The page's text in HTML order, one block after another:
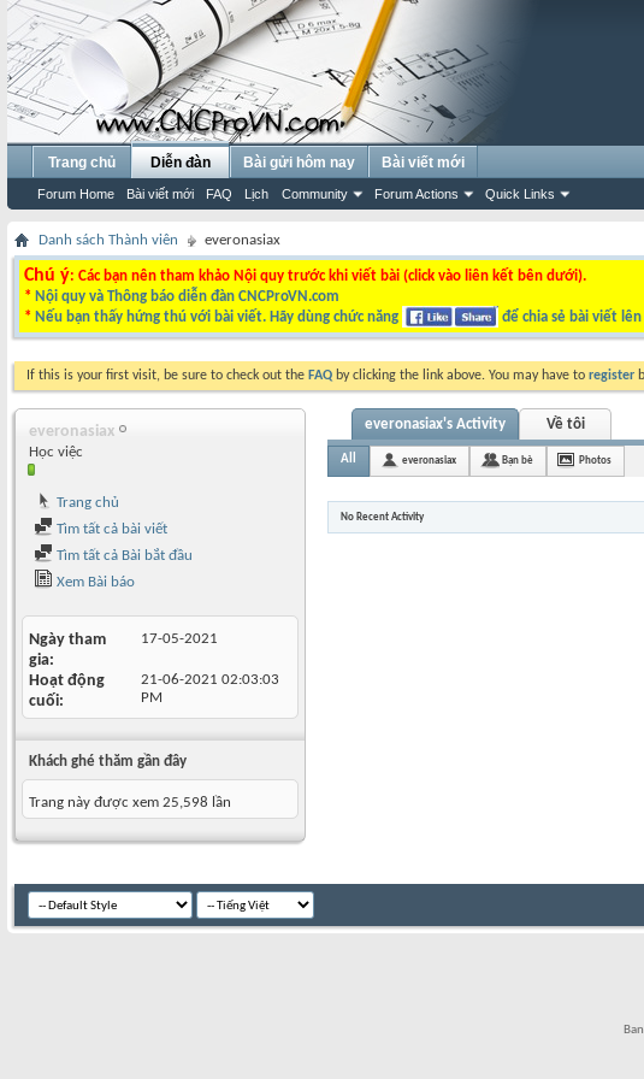
Trang chủ Diễn đàn
Forum Home Bài viết mới FAQ Lịch Community Forum Actions Quick Links
Bài gửi hôm nay Bài viết mới
Danh sách Thành viên everonasiax
Chú ý: Các bạn nên tham khảo Nội quy trước khi viết bài (click vào liên kết bên dưới).
* Nội quy và Thông báo diễn đàn CNCProVN.com
* Nếu bạn thấy hứng thú với bài viết. Hãy dùng chức năng để chia sẻ bài viết
If this is your first visit, be sure to check out the FAQ by clicking the link above. You may have to register
everonasiax
Học việc
Trang chủ
Tìm tất cả bài viết
Tìm tất cả Bài bắt đầu
Xem Bài báo
Ngày tham
gia
17-05-2021
Hoạt động
cuối
21-06-2021 02:03:03
PM
Khách ghé thăm gần đây
Trang này được xem 25,598 lần
everonasiax's Activity Về tôi
All everonasiax Bạn bè Photos
No Recent Activity